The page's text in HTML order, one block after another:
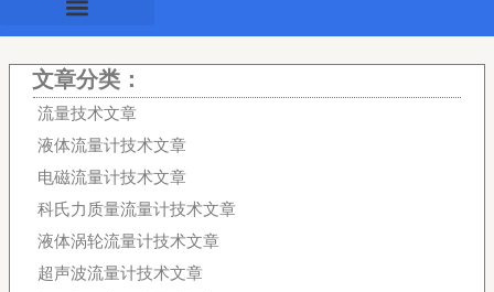
文章分类：
流量技术文章
液体流量计技术文章
电磁流量计技术文章
科氏力质量流量计技术文章
液体涡轮流量计技术文章
超声波流量计技术文章